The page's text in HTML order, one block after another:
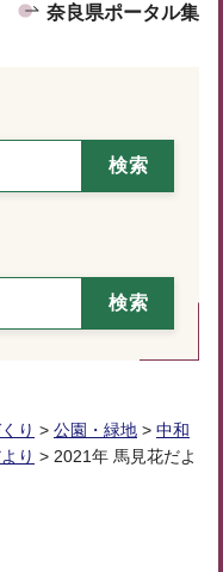
奈良県ポータル集
り > 公園・緑地 > 中和
り > 2021年 馬見花だよ